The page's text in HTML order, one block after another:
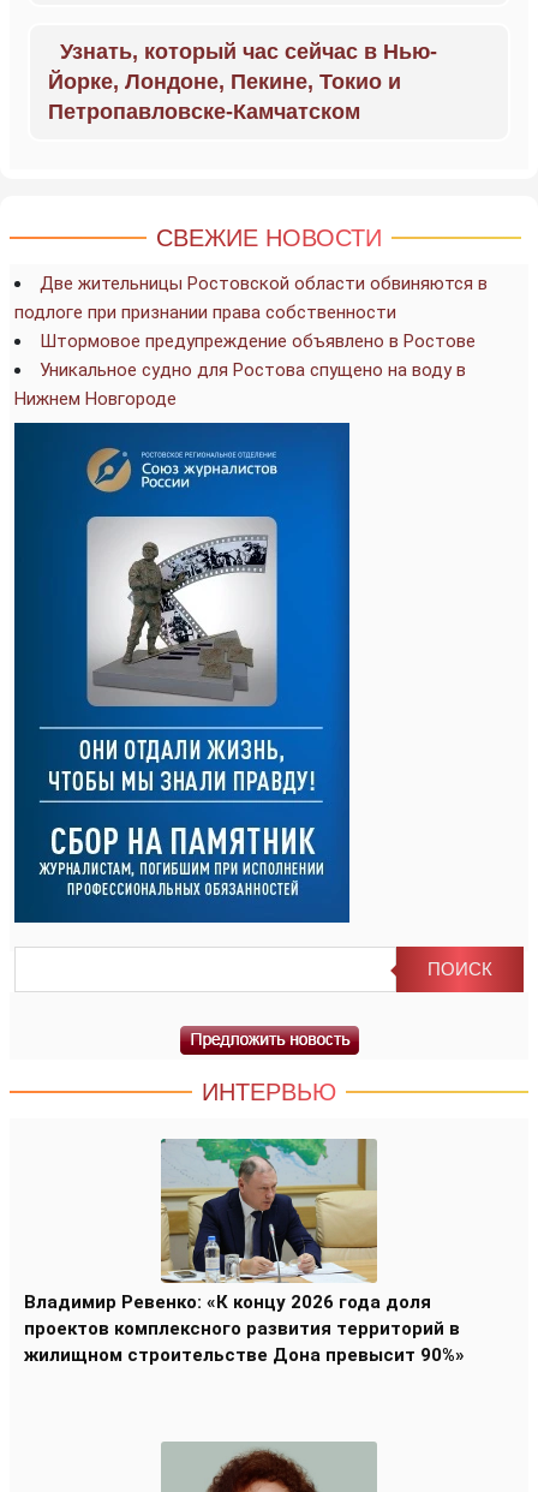
Узнать, который час сейчас в Нью-
Йорке, Лондоне, Пекине, Токио и
Петропавловске-Камчатском
СВЕЖИЕ НОВОСТИ
Две жительницы Ростовской области обвиняются в
подлоге при признании права собственности
Штормовое предупреждение объявлено в Ростове
Уникальное судно для Ростова спущено на воду в
Нижнем Новгороде
ИНТЕРВЬЮ
Владимир Ревенко: «К концу 2026 года доля
проектов комплексного развития территорий в
жилищном строительстве Дона превысит 90%»